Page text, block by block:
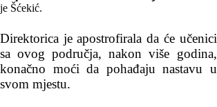
je Šćekić.
Direktorica je apostrofirala da će učenici
sa ovog područja, nakon više godina,
konačno moći da pohađaju nastavu u
svom mjestu.